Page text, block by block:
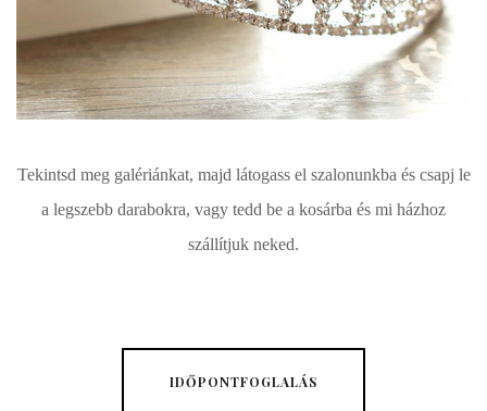
Tekintsd meg galériánkat, majd látogass el szalonunkba és csapj le
a legszebb darabokra, vagy tedd be a kosárba és mi házhoz
szállítjuk neked.
IDŐPONTFOGLALÁS